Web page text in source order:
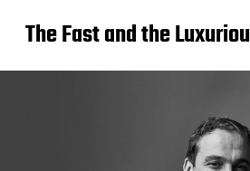
The Fast and the